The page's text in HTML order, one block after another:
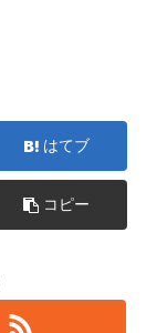
はてブ
コピー